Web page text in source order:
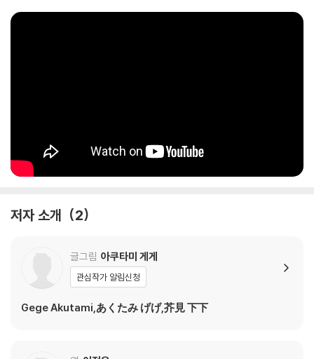
저자 소개 2
글그림 아쿠타미 게게
관심작가 알림신청
Gege Akutami,あくたみ げげ,芥見 下下